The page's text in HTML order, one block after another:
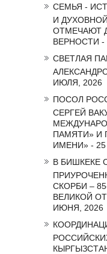
СЕМЬЯ -
И
ОТМЕЧАЮТ
ВЕРНОСТИ -
СВЕТЛАЯ
ИЮЛЯ, 2026
ПОСОЛ
СЕРГЕЙ
ПАМЯТИ» И
ИМЕНИ» -
В БИШКЕКЕ
СКОРБИ –
ВЕЛИКОЙ
ИЮНЯ, 2026